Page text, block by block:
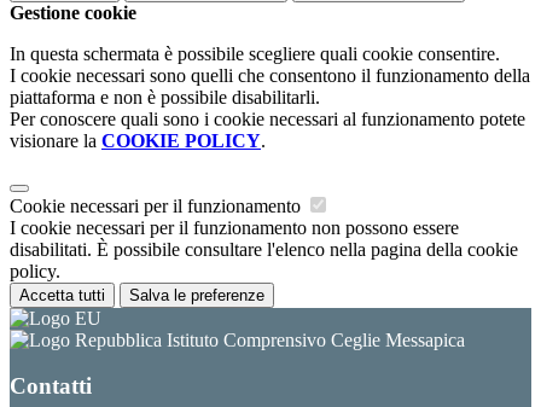
Gestione cookie
In questa schermata è possibile scegliere quali cookie consentire.
I cookie necessari sono quelli che consentono il funzionamento della
piattaforma e non è possibile disabilitarli.
Per conoscere quali sono i cookie necessari al funzionamento potete
visionare la COOKIE POLICY.
Cookie necessari per il funzionamento
I cookie necessari per il funzionamento non possono essere
disabilitati. È possibile consultare l'elenco nella pagina della cookie
policy.
Accetta tutti Salva le preferenze
Istituto Comprensivo Ceglie Messapica
Contatti